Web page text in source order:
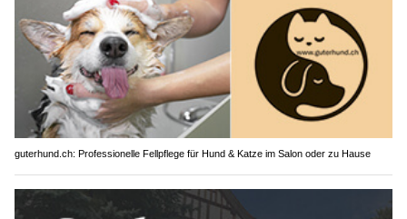
guterhund.ch: Professionelle Fellpflege für Hund & Katze im Salon oder zu Hause